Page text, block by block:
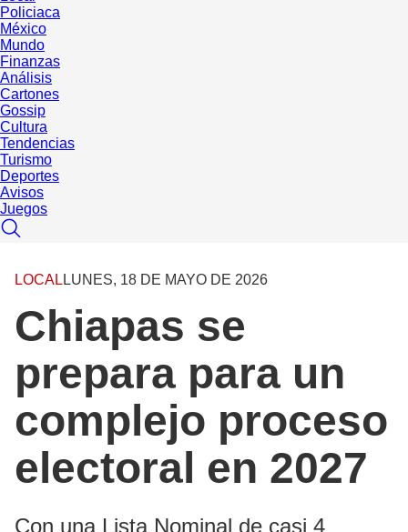
Policiaca
México
Mundo
Finanzas
Análisis
Cartones
Gossip
Cultura
Tendencias
Turismo
Deportes
Avisos
Juegos
LOCAL LUNES, 18 DE MAYO DE 2026
Chiapas se
prepara para un
complejo proceso
electoral en 2027
Con una Lista Nominal de casi 4